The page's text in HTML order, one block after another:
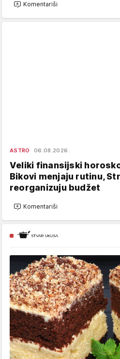
Komentariši
ASTRO 06.08.2026.
Veliki finansijski
Bikovi menjaju rutinu,
reorganizuju budžet
Komentariši